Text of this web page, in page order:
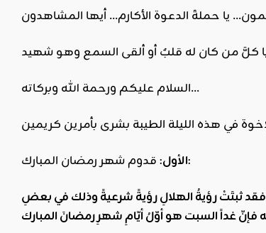
السلام عليكم ورحمة الله وبركاته…
الأول: قدوم شهر رمضان المبارك:
بعدَ تحرّي هلالِ رمضانَ المُباركِ في هذه الليلةِ ليلة السبت السابعِ والعشرين من أيار/مايو عام 2017 فقد ثبتَتْ رؤيةُ الهلالِ رؤيةً شرعيةً وذلك في بعضِ